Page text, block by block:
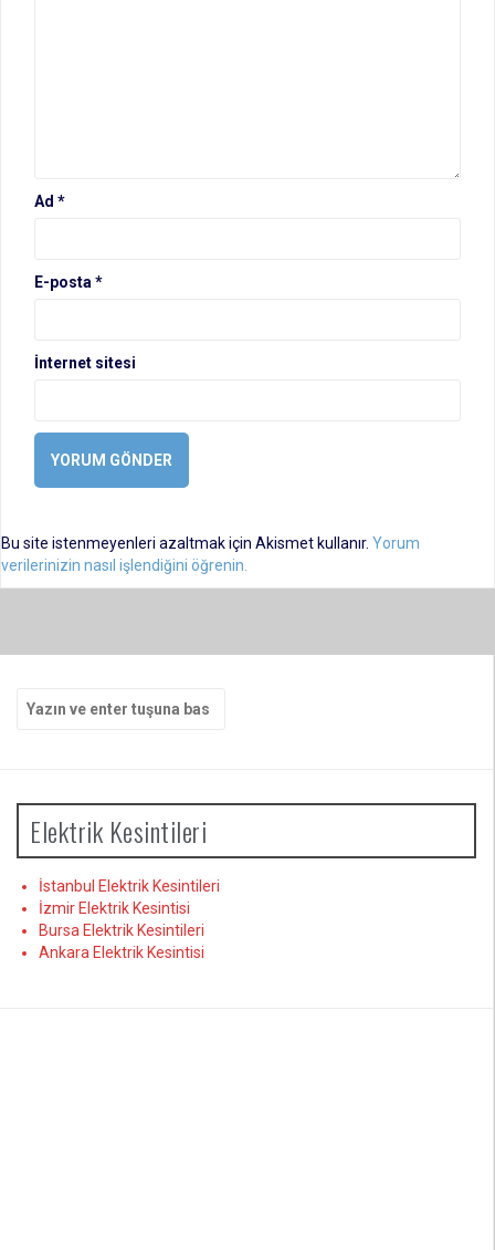
Ad *
E-posta *
İnternet sitesi
Bu site istenmeyenleri azaltmak için Akismet kullanır. Yorum
verilerinizin nasıl işlendiğini öğrenin.
yap:
Elektrik Kesintileri
İstanbul Elektrik Kesintileri
İzmir Elektrik Kesintisi
Bursa Elektrik Kesintileri
Ankara Elektrik Kesintisi